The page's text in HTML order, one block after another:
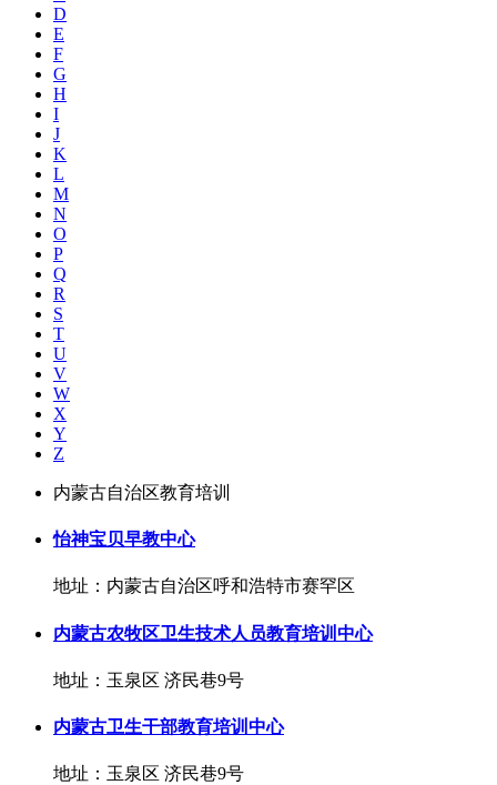
D
E
F
G
H
I
J
K
L
M
N
O
P
Q
R
S
T
U
V
W
X
Y
Z
内蒙古自治区教育培训
怡神宝贝早教中心
地址：内蒙古自治区呼和浩特市赛罕区
内蒙古农牧区卫生技术人员教育培训中心
地址：玉泉区 济民巷9号
内蒙古卫生干部教育培训中心
地址：玉泉区 济民巷9号